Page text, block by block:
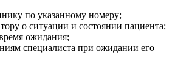
по указанному номеру;
о ситуации и состоянии пациента;
ожидания;
специалиста при ожидании его